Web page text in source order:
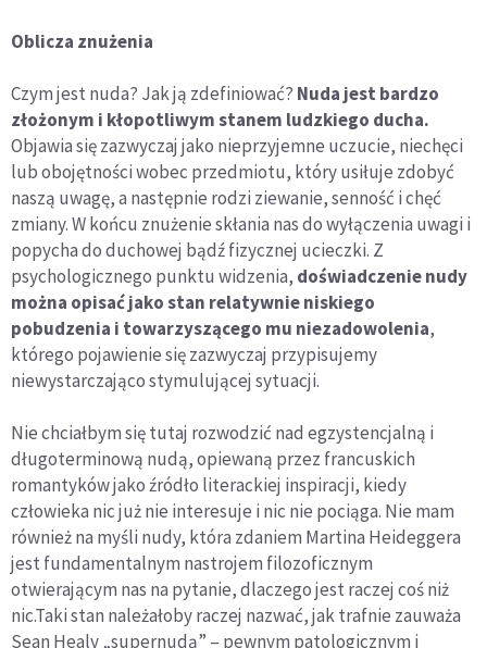
Oblicza znużenia
Czym jest nuda? Jak ją zdefiniować? Nuda jest bardzo
złożonym i kłopotliwym stanem ludzkiego ducha.
Objawia się zazwyczaj jako nieprzyjemne uczucie, niechęci
lub obojętności wobec przedmiotu, który usiłuje zdobyć
naszą uwagę, a następnie rodzi ziewanie, senność i chęć
zmiany. W końcu znużenie skłania nas do wyłączenia uwagi i
popycha do duchowej bądź fizycznej ucieczki. Z
psychologicznego punktu widzenia, doświadczenie nudy
można opisać jako stan relatywnie niskiego
pobudzenia i towarzyszącego mu niezadowolenia,
którego pojawienie się zazwyczaj przypisujemy
niewystarczająco stymulującej sytuacji.
Nie chciałbym się tutaj rozwodzić nad egzystencjalną i
długoterminową nudą, opiewaną przez francuskich
romantyków jako źródło literackiej inspiracji, kiedy
człowieka nic już nie interesuje i nic nie pociąga. Nie mam
również na myśli nudy, która zdaniem Martina Heideggera
jest fundamentalnym nastrojem filozoficznym
otwierającym nas na pytanie, dlaczego jest raczej coś niż
nic.Taki stan należałoby raczej nazwać, jak trafnie zauważa
Sean Healy „supernudą” – pewnym patologicznym i